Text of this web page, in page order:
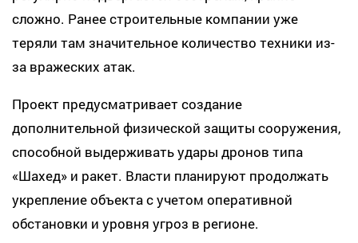
сложно. Ранее строительные компании уже
теряли там значительное количество техники из-
за вражеских атак.
Проект предусматривает создание
дополнительной физической защиты сооружения,
способной выдерживать удары дронов типа
«Шахед» и ракет. Власти планируют продолжать
укрепление объекта с учетом оперативной
обстановки и уровня угроз в регионе.